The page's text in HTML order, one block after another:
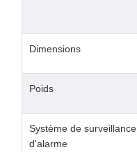
Dimensions
Poids
Système de surveillance
d'alarme